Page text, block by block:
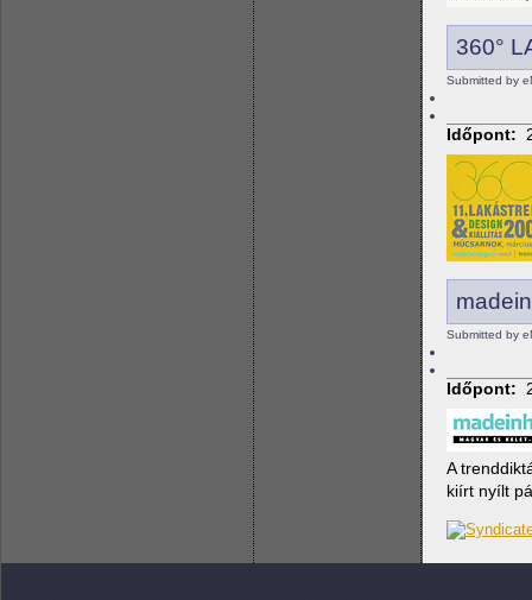
360°
Submitted by
Időpont:
Submitted by
Időpont:
A
kiírt nyílt